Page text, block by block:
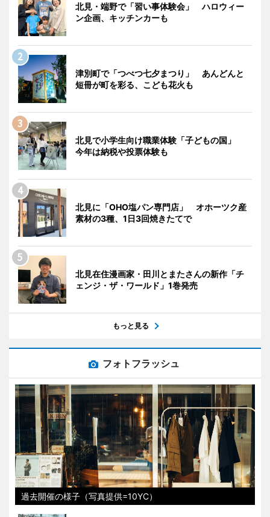
北見・端野で「習い事体験会」 ハロウィー
ン企画、キッチンカーも
津別町で「つべつ七夕まつり」 あんどんと
短冊が町を彩る、こども花火も
北見で小学生向け職業体験「子どもの国」
今年は納税や投票体験も
北見に「OHO塩パン専門店」 オホーツク産
素材の3種、1日3回焼きたてで
北見在住漫画家・田川とまたさんの新作「チ
ェンジ・ザ・ワールド」1巻発売
もっと見る
フォトフラッシュ
過去開催の様子（写真提供=10YC）